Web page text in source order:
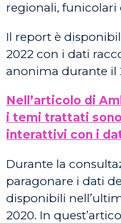
regionali, funicolari
Il report è
2022 con i dati
anonima durante il
Nell’articolo di
i temi trattati
interattivi con i
Durante la
paragonare i dati
disponibili
2020. In